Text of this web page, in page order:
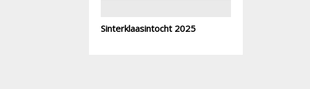
Sinterklaasintocht 2025